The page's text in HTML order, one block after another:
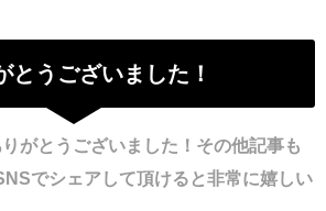
とうございました！
がとうございました！その他記事も
でシェアして頂けると非常に嬉しい